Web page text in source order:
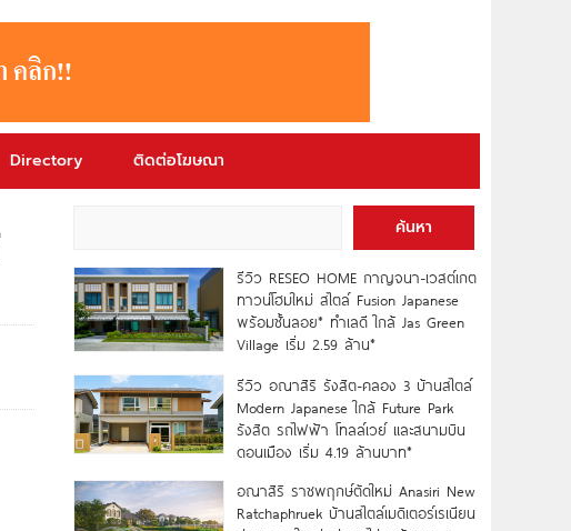
Directory ติดต่อโฆษณา
ค้นหา
รีวิว RESEO HOME กาญจนา-เวสต์เกต
ทาวน์โฮมใหม่ สไตล์ Fusion Japanese
พร้อมชั้นลอย* ทำเลดี ใกล้ Jas Green
Village เริ่ม 2.59 ล้าน*
รีวิว อณาสิริ รังสิต-คลอง 3 บ้านสไตล์
Modern Japanese ใกล้ Future Park
รังสิต รถไฟฟ้า โทลล์เวย์ และสนามบิน
ดอนเมือง เริ่ม 4.19 ล้านบาท*
อณาสิริ ราชพฤกษ์ตัดใหม่ Anasiri New
Ratchaphruek บ้านสไตล์เมดิเตอร์เรเนียน